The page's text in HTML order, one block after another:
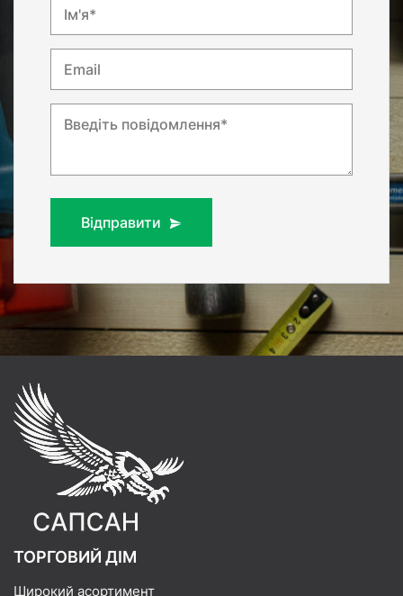
Ім'я*
Email
Введіть повідомлення*
Відправити
ТОРГОВИЙ ДІМ
Широкий асортимент